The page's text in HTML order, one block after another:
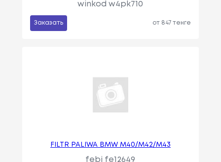
winkod w4pk710
Заказать от 847 тенге
FILTR PALIWA BMW M40/M42/M43
febi fe12649